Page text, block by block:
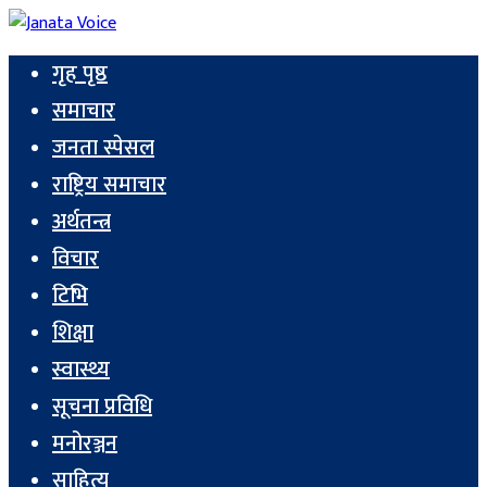
गृह पृष्ठ
समाचार
जनता स्पेसल
राष्ट्रिय समाचार
अर्थतन्त्र
विचार
टिभि
शिक्षा
स्वास्थ्य
सूचना प्रविधि
मनोरञ्जन